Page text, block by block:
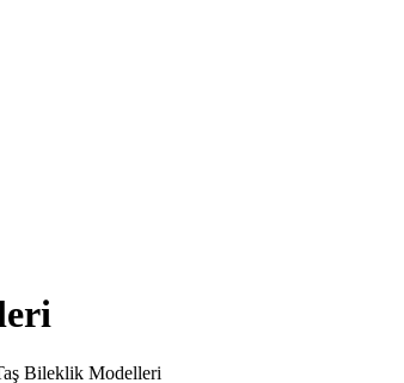
Bileklik Modelleri